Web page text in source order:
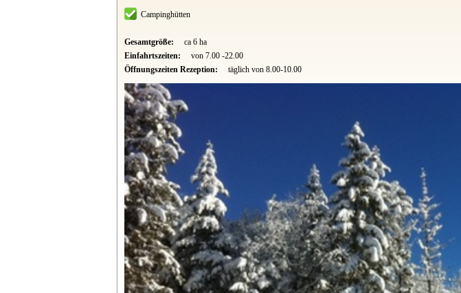
Campinghütten
Gesamtgröße: ca 6 ha
Einfahrtszeiten:
von 7.00 -22.00
Öffnungszeiten Rezeption:
täglich von 8.00-10.00